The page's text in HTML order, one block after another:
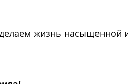
жизнь насыщенной